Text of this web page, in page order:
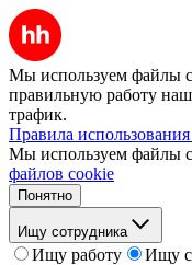
Мы используем файлы
правильную работу
трафик.
Правила
Мы используем файлы
файлов cookie
Понятно
Ищу сотрудника
Ищу работу
Ищу